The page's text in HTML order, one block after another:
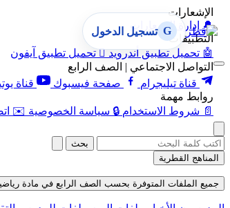
الإشعارات
🔔 إدارة الإشعارات
التطبيقات
🤖 تحميل تطبيق أندرويد  تحميل تطبيق آيفون
التواصل الاجتماعي | الصف الرابع
قناة تيليجرام
صفحة فيسبوك قناة
روابط مهمة
📄 شروط الاستخدام 🔒 سياسة الخصوصية ✉️
G تسجيل الدخول
بحث
المناهج القطرية
جميع الملفات المتوفرة بحسب الصف الرابع في مادة رياضيات